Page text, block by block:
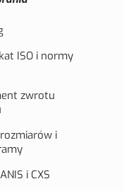
ISO i normy
zwrotu
i
i CXS